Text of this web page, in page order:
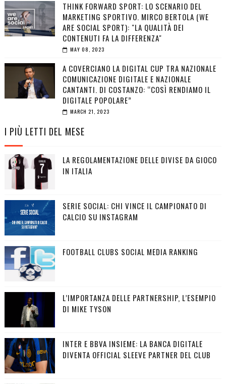
THINK FORWARD SPORT: LO SCENARIO DEL
MARKETING SPORTIVO. MIRCO BERTOLA (WE
ARE SOCIAL SPORT): "LA QUALITÀ DEI
CONTENUTI FA LA DIFFERENZA"
MAY 08, 2023
A COVERCIANO LA DIGITAL CUP TRA NAZIONALE
COMUNICAZIONE DIGITALE E NAZIONALE
CANTANTI. DI COSTANZO: “COSÌ RENDIAMO IL
DIGITALE POPOLARE”
MARCH 21, 2023
I PIÙ LETTI DEL MESE
LA REGOLAMENTAZIONE DELLE DIVISE DA GIOCO
IN ITALIA
SERIE SOCIAL: CHI VINCE IL CAMPIONATO DI
CALCIO SU INSTAGRAM
FOOTBALL CLUBS SOCIAL MEDIA RANKING
L’IMPORTANZA DELLE PARTNERSHIP, L’ESEMPIO
DI MIKE TYSON
INTER E BBVA INSIEME: LA BANCA DIGITALE
DIVENTA OFFICIAL SLEEVE PARTNER DEL CLUB